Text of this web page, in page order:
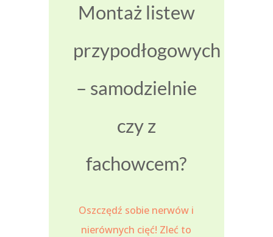
Montaż listew
przypodłogowych
– samodzielnie
czy z
fachowcem?
Oszczędź sobie nerwów i
nierównych cięć! Zleć to